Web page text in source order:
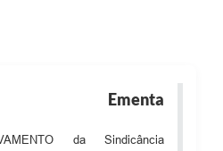
Ementa
da Sindicância